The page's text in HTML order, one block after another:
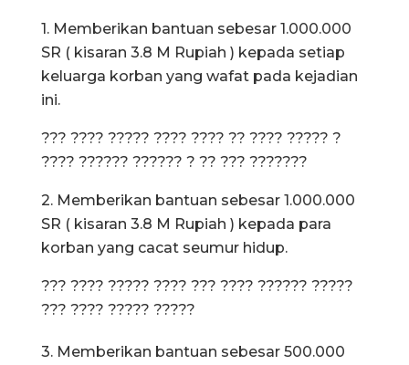
1. Memberikan bantuan sebesar 1.000.000
SR ( kisaran 3.8 M Rupiah ) kepada setiap
keluarga korban yang wafat pada kejadian
ini.
??? ???? ????? ???? ???? ?? ???? ????? ?
???? ?????? ?????? ? ?? ??? ???????
2. Memberikan bantuan sebesar 1.000.000
SR ( kisaran 3.8 M Rupiah ) kepada para
korban yang cacat seumur hidup.
??? ???? ????? ???? ??? ???? ?????? ?????
??? ???? ????? ?????
3. Memberikan bantuan sebesar 500.000